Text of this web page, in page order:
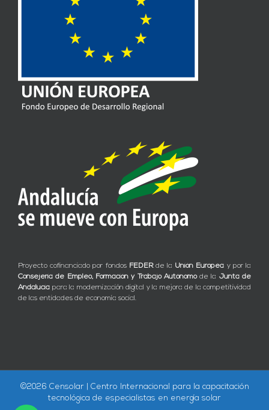
Proyecto cofinanciado por fondos FEDERde la Unión Europea y por la
Consejería de Empleo, Formación y Trabajo Autónomode la Junta de
Andalucía para la modernización digital y la mejora de la competitividad
de las entidades de economía social.
©2026 Censolar | Centro Internacional para la capacitación
tecnológica de especialistas en energía solar